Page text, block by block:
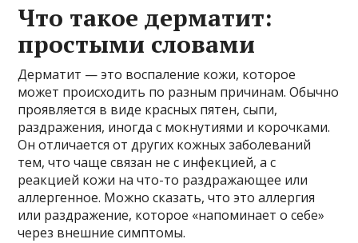
Что такое дерматит:
простыми словами
Дерматит — это воспаление кожи, которое
может происходить по разным причинам. Обычно
проявляется в виде красных пятен, сыпи,
раздражения, иногда с мокнутиями и корочками.
Он отличается от других кожных заболеваний
тем, что чаще связан не с инфекцией, а с
реакцией кожи на что-то раздражающее или
аллергенное. Можно сказать, что это аллергия
или раздражение, которое «напоминает о себе»
через внешние симптомы.